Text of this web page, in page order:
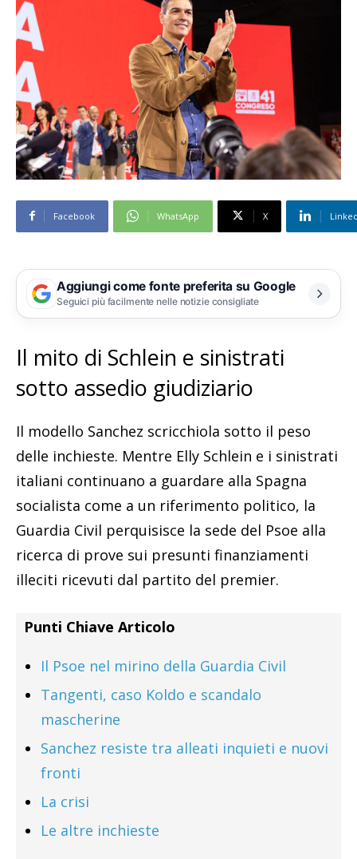
Facebook WhatsApp X
Aggiungi come fonte preferita su Google
Seguici più facilmente nelle notizie consigliate
Il mito di Schlein e sinistrati
sotto assedio giudiziario
Il modello Sanchez scricchiola sotto il peso
delle inchieste. Mentre Elly Schlein e i sinistrati
italiani continuano a guardare alla Spagna
socialista come a un riferimento politico, la
Guardia Civil perquisisce la sede del Psoe alla
ricerca di prove sui presunti finanziamenti
illeciti ricevuti dal partito del premier.
Punti Chiave Articolo
Il Psoe nel mirino della Guardia Civil
Tangenti, caso Koldo e scandalo
mascherine
Sanchez resiste tra alleati inquieti e nuovi
fronti
La crisi
Le altre inchieste